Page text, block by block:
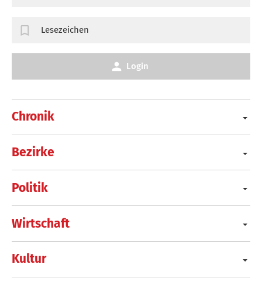
Chronik
Bezirke
Politik
Wirtschaft
Kultur
Lesezeichen
Login